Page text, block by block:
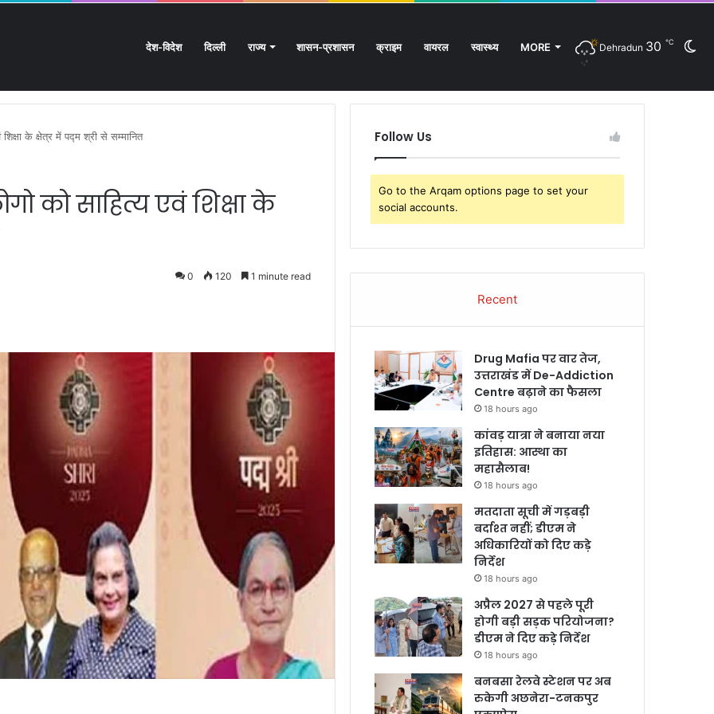
देश-विदेश दिल्ली राज्य शासन-प्रशासन क्राइम वायरल स्वास्थ्य MORE Dehradun 30 ℃
Article
In
Twitter
Facebook
शिक्षा के क्षेत्र में पद्म श्री से सम्मानित
को साहित्य एवं शिक्षा के
0 120 1 minute read
Follow Us
Go to the Arqam options page to set your
social accounts.
Recent
Drug Mafia पर वार तेज,
उत्तराखंड में De-Addiction
Centre बढ़ाने का फैसला
18 hours ago
कांवड़ यात्रा ने बनाया नया
इतिहास: आस्था का
महासैलाब!
18 hours ago
मतदाता सूची में गड़बड़ी
बर्दाश्त नहीं; डीएम ने
अधिकारियों को दिए कड़े
निर्देश
18 hours ago
अप्रैल 2027 से पहले पूरी
होगी बड़ी सड़क परियोजना?
डीएम ने दिए कड़े निर्देश
18 hours ago
बनबसा रेलवे स्टेशन पर अब
रुकेगी अछनेरा-टनकपुर